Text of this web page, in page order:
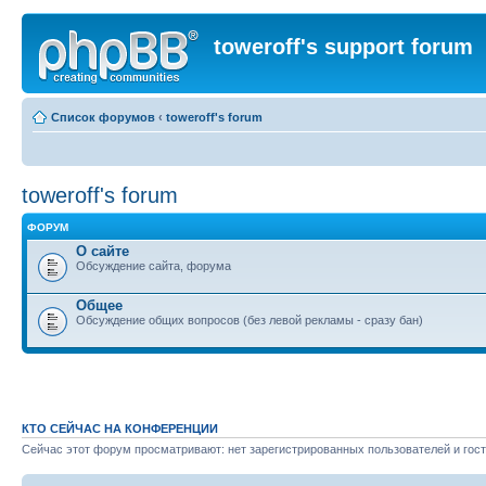
toweroff's support forum
Список форумов ‹ toweroff's forum
toweroff's forum
ФОРУМ
О сайте
Обсуждение сайта, форума
Общее
Обсуждение общих вопросов (без левой рекламы - сразу бан)
КТО СЕЙЧАС НА КОНФЕРЕНЦИИ
Сейчас этот форум просматривают: нет зарегистрированных пользователей и